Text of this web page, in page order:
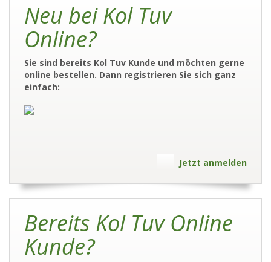
Neu bei Kol Tuv
Online?
Sie sind bereits Kol Tuv Kunde und möchten gerne
online bestellen. Dann registrieren Sie sich ganz
einfach:
Jetzt anmelden
Bereits Kol Tuv Online
Kunde?